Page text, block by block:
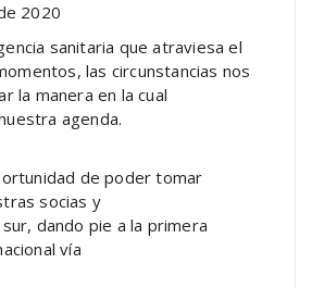
2020
sanitaria que atraviesa el
las circunstancias nos
la manera en la cual
agenda.
de poder tomar
socias y
dando pie a la primera
vía